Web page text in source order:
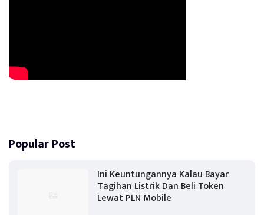
Popular Post
Ini Keuntungannya Kalau Bayar
Tagihan Listrik Dan Beli Token
Lewat PLN Mobile